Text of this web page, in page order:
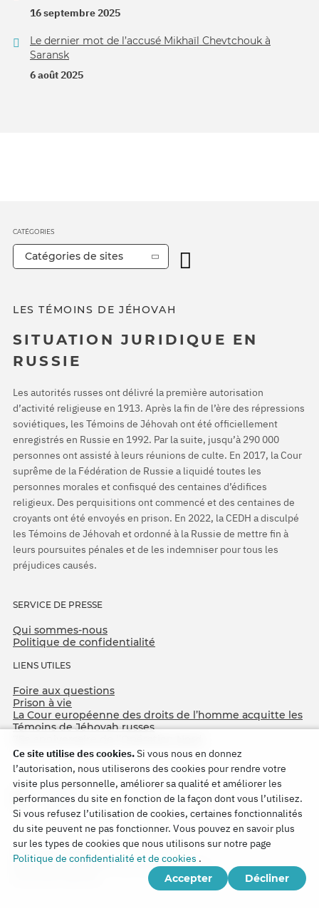
16 septembre 2025
Le dernier mot de l’accusé Mikhaïl Chevtchouk à
Saransk
6 août 2025
LES TÉMOINS DE JÉHOVAH
SITUATION JURIDIQUE EN
RUSSIE
Les autorités russes ont délivré la première autorisation
d’activité religieuse en 1913. Après la fin de l’ère des répressions
soviétiques, les Témoins de Jéhovah ont été officiellement
enregistrés en Russie en 1992. Par la suite, jusqu’à 290 000
personnes ont assisté à leurs réunions de culte. En 2017, la Cour
suprême de la Fédération de Russie a liquidé toutes les
personnes morales et confisqué des centaines d’édifices
religieux. Des perquisitions ont commencé et des centaines de
croyants ont été envoyés en prison. En 2022, la CEDH a disculpé
les Témoins de Jéhovah et ordonné à la Russie de mettre fin à
leurs poursuites pénales et de les indemniser pour tous les
préjudices causés.
SERVICE DE PRESSE
Qui sommes-nous
Politique de confidentialité
LIENS UTILES
Foire aux questions
Prison à vie
La Cour européenne des droits de l’homme acquitte les
Témoins de Jéhovah russes
CATÉGORIES
Catégories de sites
Copyright © 2026
Watch Tower Bible and Tract Society of Korea.
Ce site utilise des cookies.Si vous nous en donnez
l’autorisation, nous utiliserons des cookies pour rendre votre
visite plus personnelle, améliorer sa qualité et améliorer les
performances du site en fonction de la façon dont vous l’utilisez.
Si vous refusez l’utilisation de cookies, certaines fonctionnalités
du site peuvent ne pas fonctionner. Vous pouvez en savoir plus
sur les types de cookies que nous utilisons sur notre page
Politique de confidentialité et de cookies .
Accepter
Décliner